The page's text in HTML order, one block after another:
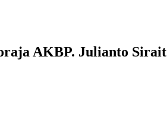
AKBP. Julianto Sirait